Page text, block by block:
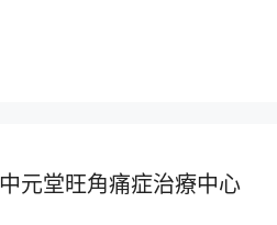
中元堂旺角痛症治療中心